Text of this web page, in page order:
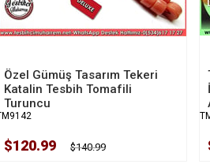
Özel Gümüş Tasarım Tekeri
Katalin Tesbih Tomafili
Turuncu
$120.99 $140.99